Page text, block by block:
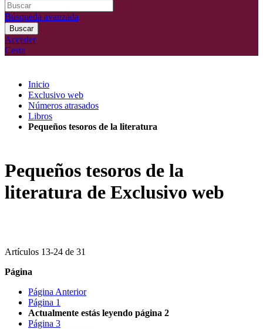
Búsqueda avanzada
Buscar
Acceder
Cesta
Inicio
Exclusivo web
Números atrasados
Libros
Pequeños tesoros de la literatura
Pequeños tesoros de la
literatura de Exclusivo web
Artículos 13-24 de 31
Página
Página Anterior
Página 1
Actualmente estás leyendo página 2
Página 3